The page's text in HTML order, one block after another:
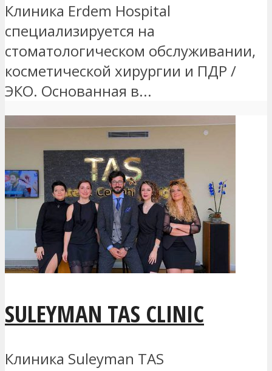
Клиника Erdem Hospital
специализируется на
стоматологическом обслуживании,
косметической хирургии и ПДР /
ЭКО. Основанная в...
SULEYMAN TAS CLINIC
Клиника Suleyman TAS